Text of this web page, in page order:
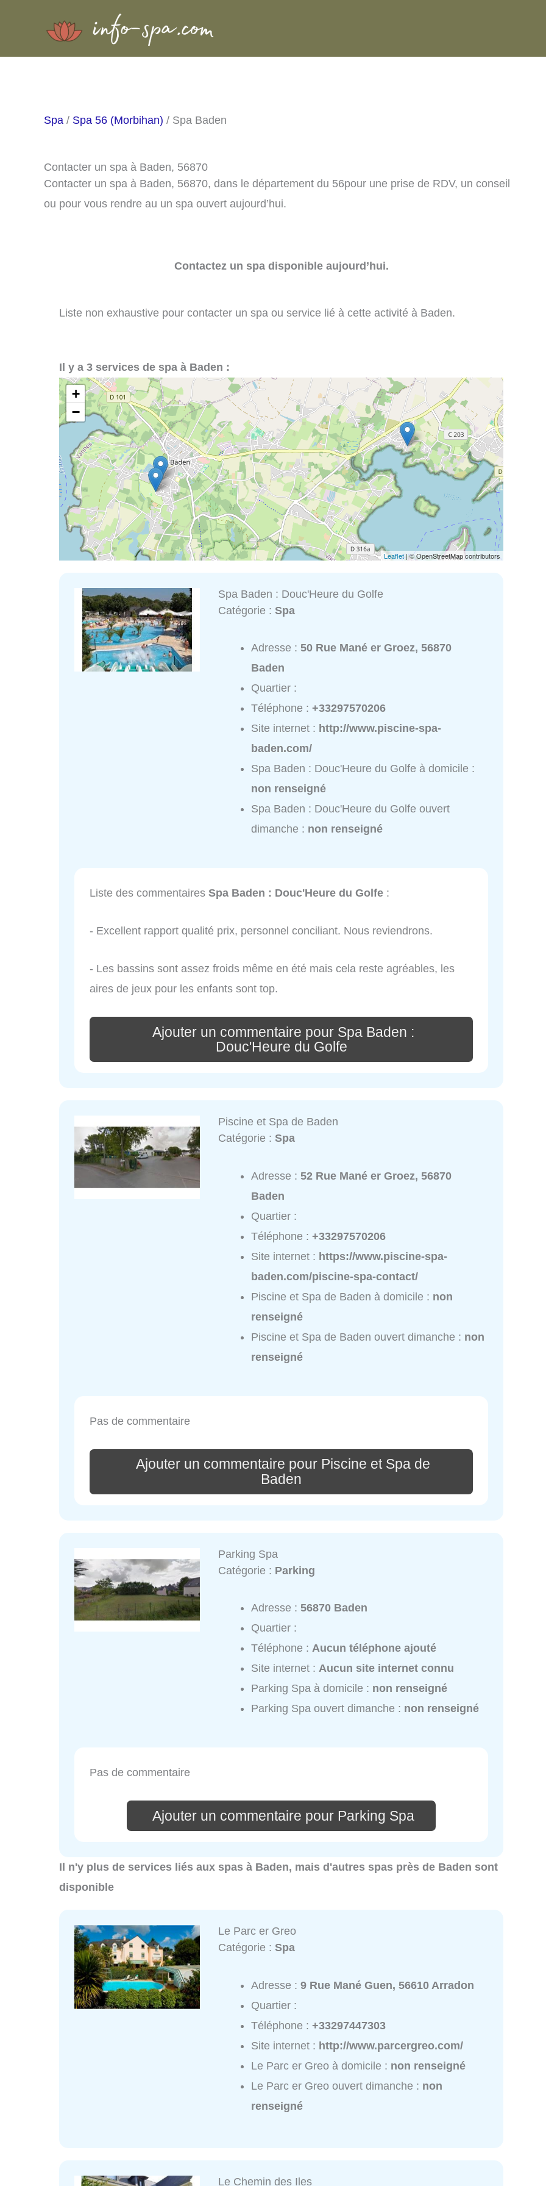
Spa / Spa 56 (Morbihan) / Spa Baden
Contacter un spa à Baden, 56870
Contacter un spa à Baden, 56870, dans le département du 56pour une prise de RDV, un conseil
ou pour vous rendre au un spa ouvert aujourd’hui.
Contactez un spa disponible aujourd’hui.
Liste non exhaustive pour contacter un spa ou service lié à cette activité à Baden.
Il y a 3 services de spa à Baden :
+
−
Leaflet| © OpenStreetMap contributors
Spa Baden : Douc'Heure du Golfe
Catégorie :Spa
Adresse :50 Rue Mané er Groez, 56870
Baden
Quartier :
Téléphone :+33297570206
Site internet : http://www.piscine-spa-
baden.com/
Spa Baden : Douc'Heure du Golfe à domicile :
non renseigné
Spa Baden : Douc'Heure du Golfe ouvert
dimanche : non renseigné
Liste des commentaires Spa Baden : Douc'Heure du Golfe :
- Excellent rapport qualité prix, personnel conciliant. Nous reviendrons.
- Les bassins sont assez froids même en été mais cela reste agréables, les
aires de jeux pour les enfants sont top.
Ajouter un commentaire pour Spa Baden :
Douc'Heure du Golfe
Piscine et Spa de Baden
Catégorie :Spa
Adresse :52 Rue Mané er Groez, 56870
Baden
Quartier :
Téléphone :+33297570206
Site internet : https://www.piscine-spa-
baden.com/piscine-spa-contact/
Piscine et Spa de Baden à domicile : non
renseigné
Piscine et Spa de Baden ouvert dimanche : non
renseigné
Pas de commentaire
Ajouter un commentaire pour Piscine et Spa de
Baden
Parking Spa
Catégorie : Parking
Adresse :56870 Baden
Quartier :
Téléphone :Aucun téléphone ajouté
Site internet :Aucun site internet connu
Parking Spa à domicile : non renseigné
Parking Spa ouvert dimanche : non renseigné
Pas de commentaire
Ajouter un commentaire pour Parking Spa
Il n'y plus de services liés aux spas à Baden, mais d'autres spas près de Baden sont
disponible
Le Parc er Greo
Catégorie :Spa
Adresse :9 Rue Mané Guen, 56610 Arradon
Quartier :
Téléphone :+33297447303
Site internet : http://www.parcergreo.com/
Le Parc er Greo à domicile : non renseigné
Le Parc er Greo ouvert dimanche : non
renseigné
Le Chemin des Iles